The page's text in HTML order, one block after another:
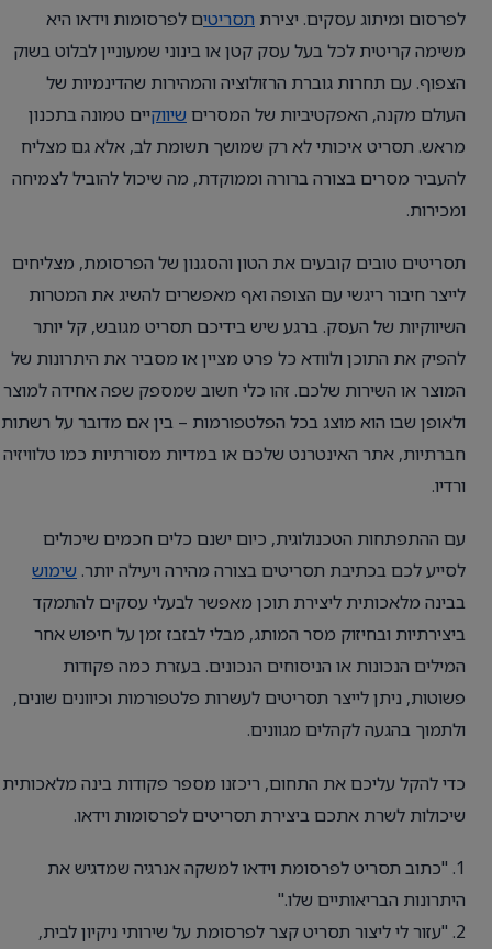
לפרסום ומיתוג עסקים. יצירת תסריטים לפרסומות וידאו היא
משימה קריטית לכל בעל עסק קטן או בינוני שמעוניין לבלוט בשוק
הצפוף. עם תחרות גוברת הרזולוציה והמהירות שהדינמיות של
העולם מקנה, האפקטיביות של המסרים שיווקיים טמונה בתכנון
מראש. תסריט איכותי לא רק שמושך תשומת לב, אלא גם מצליח
להעביר מסרים בצורה ברורה וממוקדת, מה שיכול להוביל לצמיחה
ומכירות.
תסריטים טובים קובעים את הטון והסגנון של הפרסומת, מצליחים
לייצר חיבור ריגשי עם הצופה ואף מאפשרים להשיג את המטרות
השיווקיות של העסק. ברגע שיש בידיכם תסריט מגובש, קל יותר
להפיק את התוכן ולוודא כל פרט מציין או מסביר את היתרונות של
המוצר או השירות שלכם. זהו כלי חשוב שמספק שפה אחידה למוצר
ולאופן שבו הוא מוצג בכל הפלטפורמות – בין אם מדובר על רשתות
חברתיות, אתר האינטרנט שלכם או במדיות מסורתיות כמו טלוויזיה
ורדיו.
עם ההתפתחות הטכנולוגית, כיום ישנם כלים חכמים שיכולים
לסייע לכם בכתיבת תסריטים בצורה מהירה ויעילה יותר. שימוש
בבינה מלאכותית ליצירת תוכן מאפשר לבעלי עסקים להתמקד
ביצירתיות ובחיזוק מסר המותג, מבלי לבזבז זמן על חיפוש אחר
המילים הנכונות או הניסוחים הנכונים. בעזרת כמה פקודות
פשוטות, ניתן לייצר תסריטים לעשרות פלטפורמות וכיוונים שונים,
ולתמוך בהגעה לקהלים מגוונים.
כדי להקל עליכם את התחום, ריכזנו מספר פקודות בינה מלאכותית
שיכולות לשרת אתכם ביצירת תסריטים לפרסומות וידאו.
1. "כתוב תסריט לפרסומת וידאו למשקה אנרגיה שמדגיש את
היתרונות הבריאותיים שלו."
2. "עזור לי ליצור תסריט קצר לפרסומת על שירותי ניקיון לבית,